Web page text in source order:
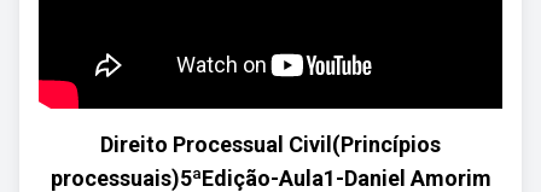
Direito Processual Civil(Princípios
processuais)5ªEdição-Aula1-Daniel Amorim